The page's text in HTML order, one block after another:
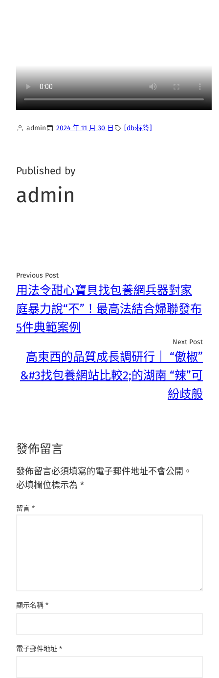
admin 2024 年 11 月 30 日 [db:标签]
Published by
admin
Previous Post
用法令甜心寶貝找包養網兵器對家
庭暴力說“不”！最高法結合婦聯發布
5件典範案例
Next Post
高東西的品質成長調研行｜ “傲椒”
&#3找包養網站比較2;的湖南 “辣”可
紛歧般
發佈留言
發佈留言必須填寫的電子郵件地址不會公開。
必填欄位標示為 *
留言 *
顯示名稱 *
電子郵件地址 *